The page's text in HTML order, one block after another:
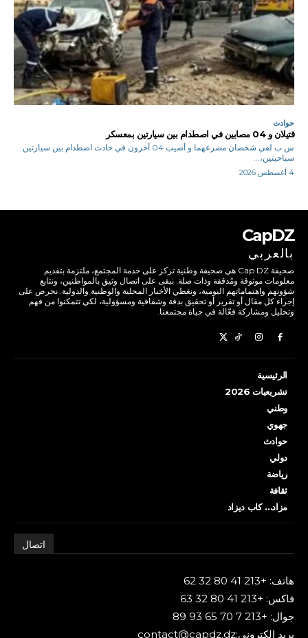
حوادث
قتيلان و 04 مصابين في اصطدام بين سيارتين بمعسكر
س ب لقي شخصان مصرعهما و أصيب 04 آخرون في حادث اصطدام بين سيارتين
سياحيتين،...
4 أغسطس 2026
CapDZ
بالعربي
صحيفة Cap DZ هي صحيفة وطنية تركز على خدمة المجتمع، ملتزمة بتقديم
معلومات موثوقة ومُدققة وذات صلة. نبقى على اتصال وثيق بالمواطنين، ونتابع
شؤونهم واهتماماتهم اليومية، ونغطي الأخبار المحلية والوطنية والدولية. نحرص على
إجراء كل مقال أو تقرير أو تحقيق بدقة وشفافية ومسؤولية، لكي تتمكنوا من فهم
وتحليل ومشاركة فعّالة في حياة مجتمعنا.
الرئيسية
تشريعيات 2026
وطني
جهوي
حوادث
دولي
رياضة
ثقافة
مزاد… كاب ديزاد
اتصال
هاتف: +213 41 80 32 62
فاكس: +213 41 80 32 63
جوال: +213 7 70 65 93 89
بريد إلكتروني:contact@capdz.dz